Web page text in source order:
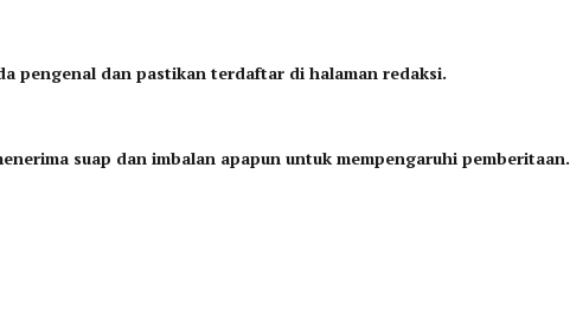
pengenal dan pastikan terdaftar di halaman redaksi.
suap dan imbalan apapun untuk mempengaruhi pemberitaan.